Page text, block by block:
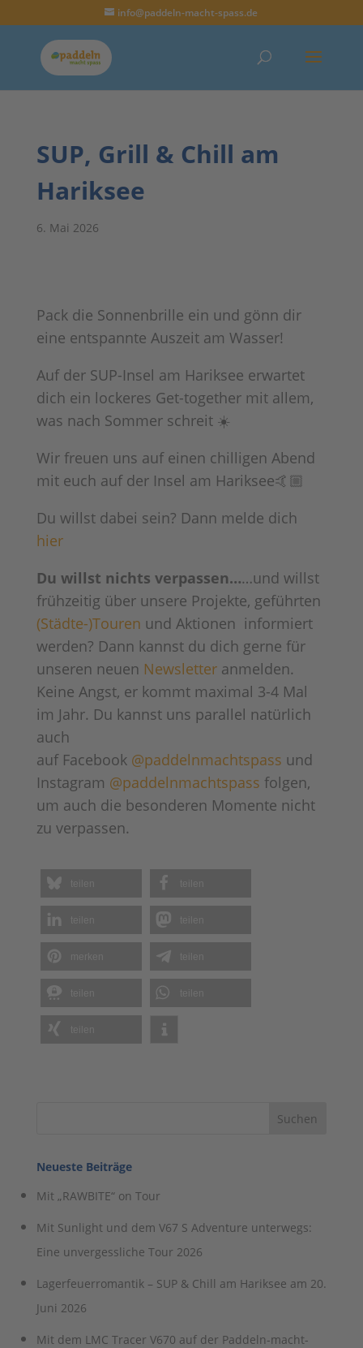
info@paddeln-macht-spass.de
SUP, Grill & Chill am
Hariksee
6. Mai 2026
Pack die Sonnenbrille ein und gönn dir
eine entspannte Auszeit am Wasser!
Auf der SUP-Insel am Hariksee erwartet
dich ein lockeres Get-together mit allem,
was nach Sommer schreit ☀️
Wir freuen uns auf einen chilligen Abend
mit euch auf der Insel am Hariksee🤙🏼
Du willst dabei sein? Dann melde dich
hier
Du willst nichts verpassen……und willst
frühzeitig über unsere Projekte, geführten
(Städte-)Touren und Aktionen informiert
werden? Dann kannst du dich gerne für
unseren neuen Newsletteranmelden.
Keine Angst, er kommt maximal 3-4 Mal
im Jahr. Du kannst uns parallel natürlich
auch
auf Facebook @paddelnmachtspass und
Instagram @paddelnmachtspass folgen,
um auch die besonderen Momente nicht
zu verpassen.
Neueste Beiträge
Mit „RAWBITE“ on Tour
Mit Sunlight und dem V67 S Adventure unterwegs:
Eine unvergessliche Tour 2026
Lagerfeuerromantik – SUP & Chill am Hariksee am 20.
Juni 2026
Mit dem LMC Tracer V670 auf der Paddeln-macht-